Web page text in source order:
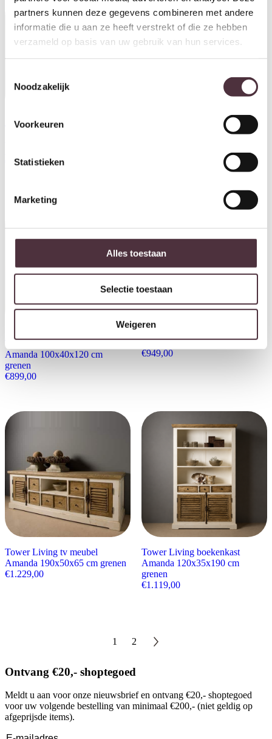
partners kunnen deze gegevens combineren met andere
informatie die u aan ze heeft verstrekt of die ze hebben
verzameld op basis van uw gebruik van hun services.
Noodzakelijk
Voorkeuren
Statistieken
Marketing
Alles toestaan
Selectie toestaan
Weigeren
Tower Living buffetkast
2.399,00
Tower Living buffetkast
Tower Living meidenkast
Amanda 100x40x120 cm
grenen
€899,00
Tower Living tv meubel
Amanda 150x50x65 cm grenen
€949,00
Tower Living tv meubel
Amanda 190x50x65 cm grenen
€1.229,00
Tower Living boekenkast
Amanda 120x35x190 cm
grenen
€1.119,00
1 2
Ontvang €20,- shoptegoed
Meldt u aan voor onze nieuwsbrief en ontvang €20,- shoptegoed
voor uw volgende bestelling van minimaal €200,- (niet geldig op
afgeprijsde items).